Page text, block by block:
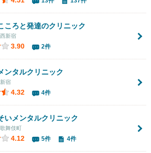
ころと発達のクリニック
新宿
3.90 2件
ンタルクリニック
宿
4.32 4件
いメンタルクリニック
舞伎町
4.12 5件 4件